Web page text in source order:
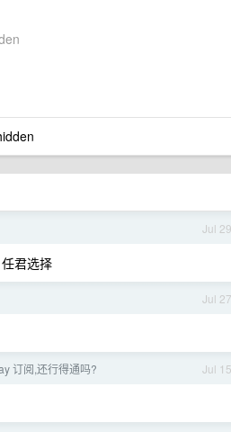
Jul 29
君选择
Jul 27
Jul 15
订阅,还行得通吗?